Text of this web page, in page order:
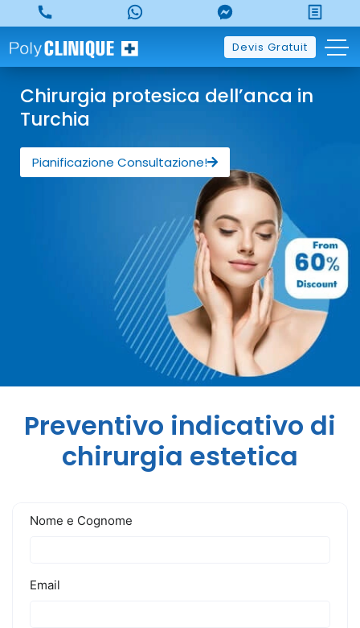
Devis Gratuit
Chirurgia protesica dell’anca in
Turchia
Pianificazione Consultazione!
Preventivo indicativo di
chirurgia estetica